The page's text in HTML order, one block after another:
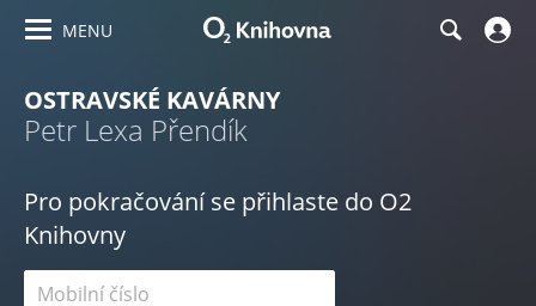
MENU
OSTRAVSKÉ KAVÁRNY
Petr Lexa Přendík
Pro pokračování se přihlaste do O2
Knihovny